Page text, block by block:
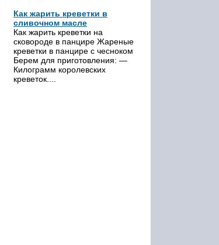
Как жарить креветки в
сливочном масле
Как жарить креветки на
сковороде в панцире Жареные
креветки в панцире с чесноком
Берем для приготовления: —
Килограмм королевских
креветок....